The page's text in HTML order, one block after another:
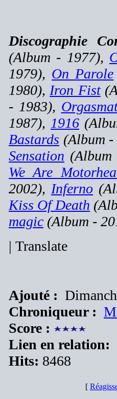
Discographie
(Album - 1977),
1979), On Parole
1980), Iron Fist
- 1983),
1987), 1916
Bastards (Album
Sensation
We Are
2002), Inferno
Kiss Of Death
magic (Album -
| Translate
Ajouté :
Chroniqueur :
Score :
Lien en relation:
Hits: 8468
[